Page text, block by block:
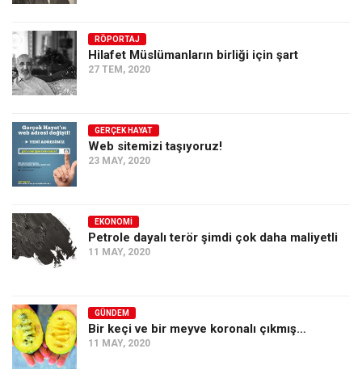
Ekonomi
Spor
Manzara
Sağlık
Gıda-Beslenme
Hayat
Siyaset
Dünya
Asya
Afrika
RÖPORTAJ
Hilafet Müslümanların birliği için şart
27 TEM, 2020
GERÇEK HAYAT
Web sitemizi taşıyoruz!
23 MAY, 2020
EKONOMI
Petrole dayalı terör şimdi çok daha maliyetli
11 MAY, 2020
GÜNDEM
Bir keçi ve bir meyve koronalı çıkmış…
11 MAY, 2020